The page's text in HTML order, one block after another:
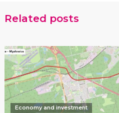
Related posts
Economy and investment